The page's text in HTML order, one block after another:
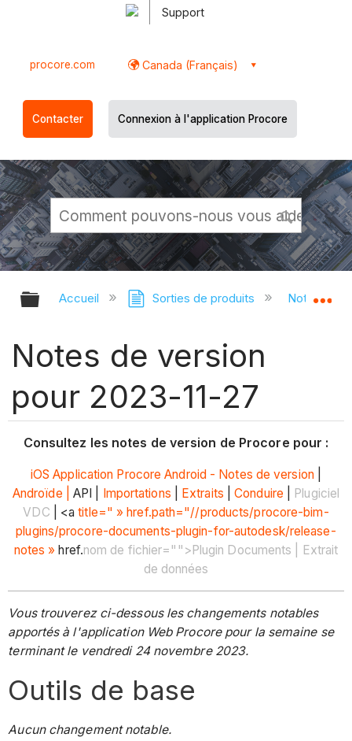
Support
procore.com Canada (Français)
Contacter Connexion à l'application Procore
Développer/réduire la hiérarchie
Accueil Sorties de produits Notes de
Notes de version
pour 2023-11-27
Consultez les notes de version de Procore pour :
iOS Application Procore Android - Notes de version|
Androïde |
API | Importations Extraits Conduire
Plugiciel
VDC | <atitle=" » href.path="//products/procore-bim-
plugins/procore-documents-plugin-for-autodesk/release-
notes » href.nom de fichier="">Plugin Documents | Extrait
de données
Vous trouverez ci-dessous les changements notables
apportés à l'application Web Procore pour la semaine se
terminant le vendredi 24 novembre 2023.
Outils de base
Aucun changement notable.